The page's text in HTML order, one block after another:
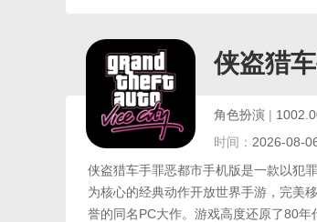
也能深入幽深竹林与隐世高手切磋武艺。
侠盗猎车
角色扮演 |
时间： 2026-08-
侠盗猎车手罪恶都市手机版是一款以犯
为核心的经典动作开放世界手游，完美
誉的同名PC大作。游戏高度还原了80年